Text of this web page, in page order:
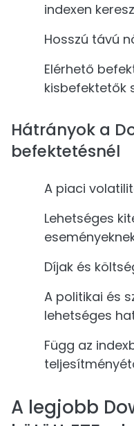
indexen
Hosszú távú
Elérhető
kisbefektetők
Hátrányok a
befektetésnél
A piaci
Lehetséges
Díjak és
A politikai és
lehetséges
Függ az
A legjobb